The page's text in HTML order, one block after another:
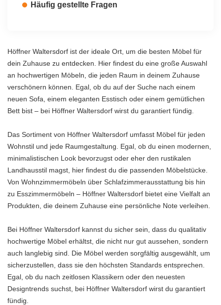
Häufig gestellte Fragen
Höffner Waltersdorf ist der ideale Ort, um die besten Möbel für
dein Zuhause zu entdecken. Hier findest du eine große Auswahl
an hochwertigen Möbeln, die jeden Raum in deinem Zuhause
verschönern können. Egal, ob du auf der Suche nach einem
neuen Sofa, einem eleganten Esstisch oder einem gemütlichen
Bett bist – bei Höffner Waltersdorf wirst du garantiert fündig.
Das Sortiment von Höffner Waltersdorf umfasst Möbel für jeden
Wohnstil und jede Raumgestaltung. Egal, ob du einen modernen,
minimalistischen Look bevorzugst oder eher den rustikalen
Landhausstil magst, hier findest du die passenden Möbelstücke.
Von Wohnzimmermöbeln über Schlafzimmerausstattung bis hin
zu Esszimmermöbeln – Höffner Waltersdorf bietet eine Vielfalt an
Produkten, die deinem Zuhause eine persönliche Note verleihen.
Bei Höffner Waltersdorf kannst du sicher sein, dass du qualitativ
hochwertige Möbel erhältst, die nicht nur gut aussehen, sondern
auch langlebig sind. Die Möbel werden sorgfältig ausgewählt, um
sicherzustellen, dass sie den höchsten Standards entsprechen.
Egal, ob du nach zeitlosen Klassikern oder den neuesten
Designtrends suchst, bei Höffner Waltersdorf wirst du garantiert
fündig.